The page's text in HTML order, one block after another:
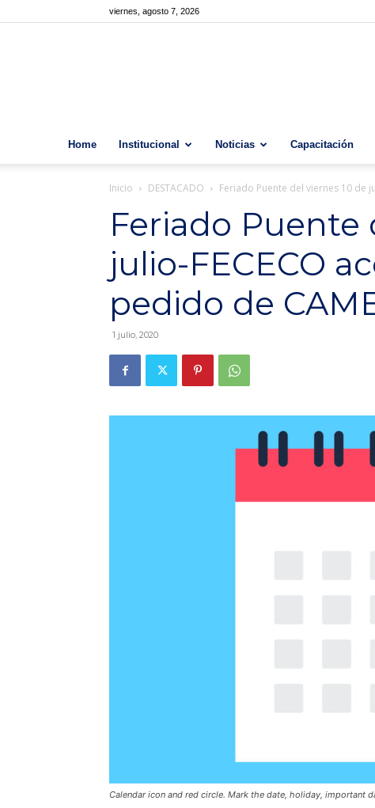
viernes, agosto 7, 2026
Home Institucional Noticias Capacitación
Inicio DESTACADO Feriado Puente del viernes 10 de
Feriado Puente
julio-FECECO
pedido de
1 julio, 2020
Calendar icon and red circle. Mark the date, holiday, important